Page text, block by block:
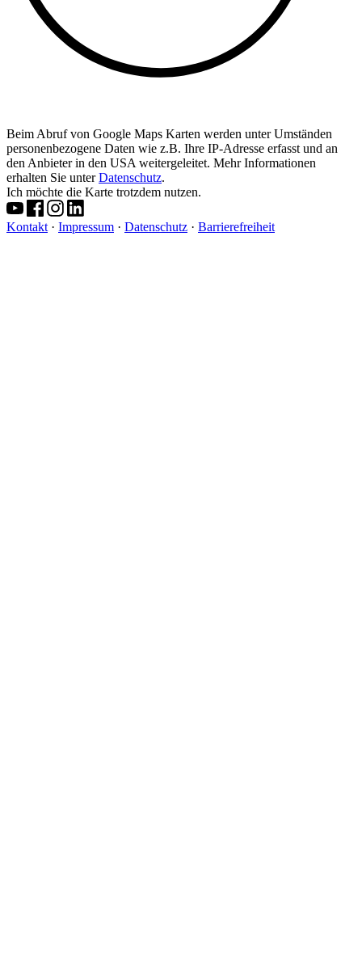
Beim Abruf von Google Maps Karten werden unter Umständen
personenbezogene Daten wie z.B. Ihre IP-Adresse erfasst und an
den Anbieter in den USA weitergeleitet. Mehr Informationen
erhalten Sie unterDatenschutz.
Ich möchte die Karte trotzdem nutzen.
Kontakt · Impressum · Datenschutz · Barrierefreiheit